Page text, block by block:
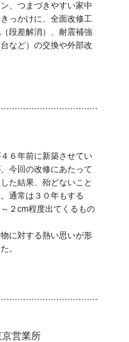
、つまづきやすい家中
っかけに、全面改修工
段差解消）、耐震補強
など）の交換や外部改
６年前に新築させてい
今回の改修にあたって
た結果、殆どないこと
通常は３０年もする
２cm程度出てくるもの
に対する熱い思いが形
。
営業所